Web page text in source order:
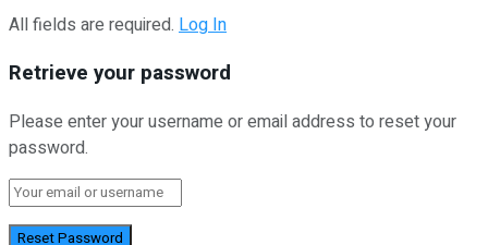
All fields are required. Log In
Retrieve your password
Please enter your username or email address to reset your
password.